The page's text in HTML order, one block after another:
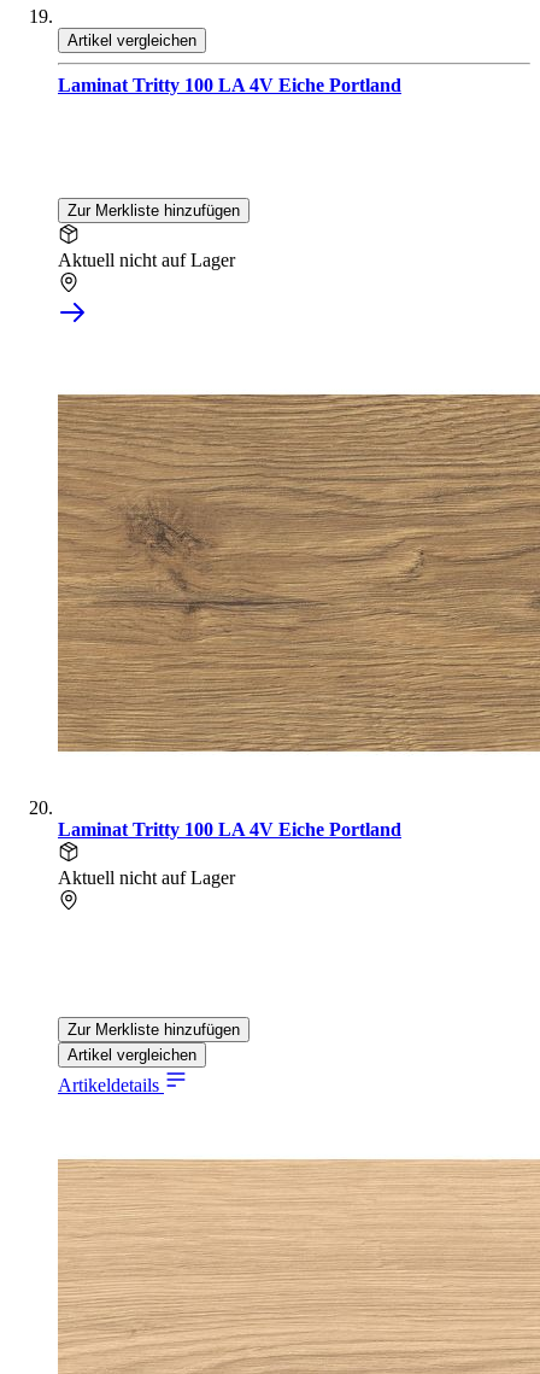
Artikel vergleichen
Laminat Tritty 100 LA 4V Eiche Portland
Zur Merkliste hinzufügen
Aktuell nicht auf Lager
Laminat Tritty 100 LA 4V Eiche Portland
Aktuell nicht auf Lager
Zur Merkliste hinzufügen
Artikel vergleichen
Artikeldetails